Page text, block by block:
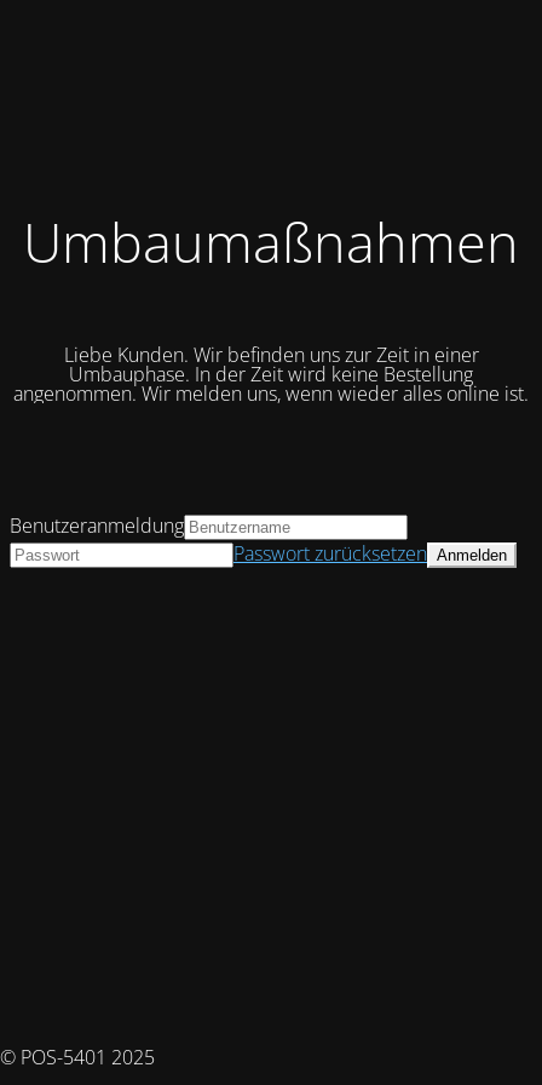
Umbaumaßnahmen
Liebe Kunden. Wir befinden uns zur Zeit in einer
Umbauphase. In der Zeit wird keine Bestellung
angenommen. Wir melden uns, wenn wieder alles online ist.
© POS-5401 2025
Benutzeranmeldung
Passwort zurücksetzen